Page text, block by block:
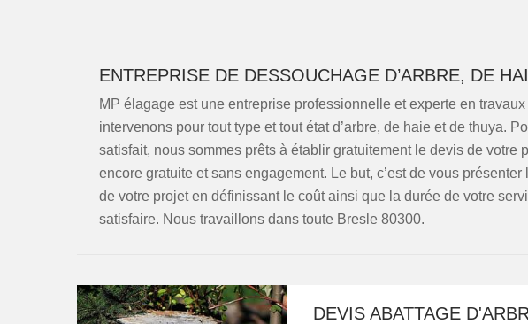
ENTREPRISE DE DESSOUCHAGE D’ARBRE, DE
MP élagage est une entreprise professionnelle et experte en
intervenons pour tout type et tout état d’arbre, de haie et de thuya.
satisfait, nous sommes prêts à établir gratuitement le devis de votre
encore gratuite et sans engagement. Le but, c’est de vous
de votre projet en définissant le coût ainsi que la durée de votre
satisfaire. Nous travaillons dans toute Bresle 80300.
DEVIS ABATTAGE